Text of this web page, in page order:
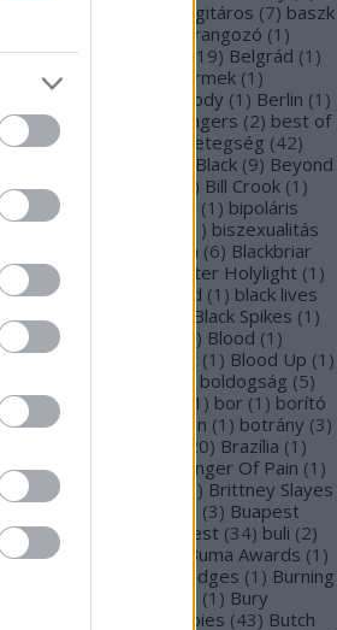
basszusgitáros (7) baszk
beharangozó (1 )
(1 19) Belgrád (1 )
Perron
belső gyermek (1 )
Ben Moody (1 ) Berlin (1 )
Gabi
Beste Zangers (2) best of
(1) beszámoló betegség (42)
Beyond The Black (9) Beyond
Matrix
) Bill Crook (1 )
Laura
(1 ) bipoláris
(1) ) biszexualitás
Blabbermouth (6) Blackbriar
Blackguard Blackwater Holylight (1 )
Anima
Black Gold (1 ) black lives
(1 Black Spikes (1 )
X-mas
) Blood (1 )
Blood Blast (1 ) Blood Up (1 )
boldogság (5)
(1 1 ) bor (1 ) borító
) borítókép Bosorkun (1 ) botrány (3)
20) Brazília (1 )
In( Bringer Of Pain (1 )
Me To Life
) Brittney Slayes
(3) Buapest
(2) búcsú Budapest (34) buli (2)
for M Valentine
Buma Awards (1 )
Burning Bridges (1 ) Burning
(1 ) Bury
Butcher Babies (43) Butch